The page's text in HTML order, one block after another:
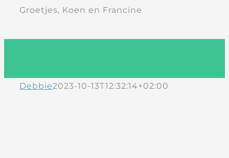
Groetjes, Koen en Francine
Debbie2023-10-13T12:32:14+02:00